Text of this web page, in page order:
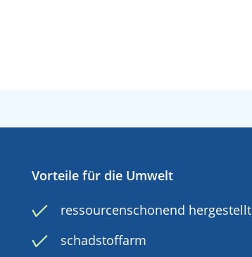
Vorteile für die Umwelt
ressourcenschonend hergestellt
schadstoffarm